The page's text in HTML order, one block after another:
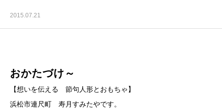
2015.07.21
おかたづけ～
【想いを伝える 節句人形とおもちゃ】
浜松市連尺町 寿月すみたやです。